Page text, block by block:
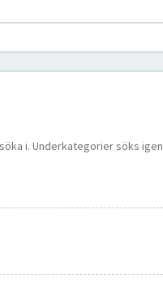
i. Underkategorier söks